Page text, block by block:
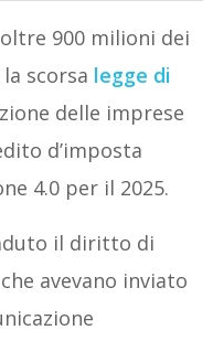
900 milioni dei
scorsa legge di
delle imprese
d’imposta
4.0 per il 2025.
il diritto di
avevano inviato